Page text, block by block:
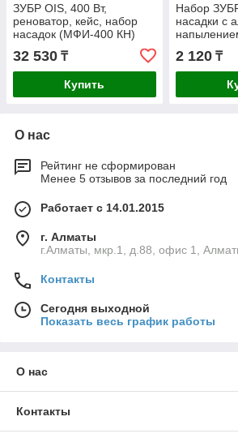
ЗУБР OIS, 400 Вт,
реноватор, кейс, набор
насадок (МФИ-400 КН)
32 530 ₸
Купить
Набор
насадки с
P=180,
10
2 120₸
О нас
Рейтинг не сформирован
Менее 5 отзывов за последний год
Работает с 14.01.2015
г. Алматы
г.Алматы, мкр.1, д.88, офис 1,
Контакты
Сегодня выходной
Показать весь график работы
О нас
Контакты